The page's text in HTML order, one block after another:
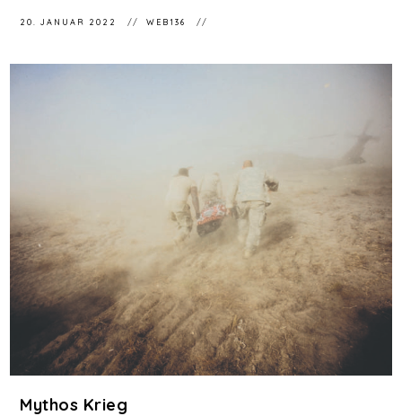
20. JANUAR 2022 WEB136
Mythos Krieg